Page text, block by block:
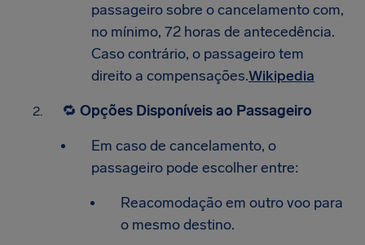
passageiro sobre o cancelamento com,
no mínimo, 72 horas de antecedência.
Caso contrário, o passageiro tem
direito a compensações.​Wikipedia
🔁 Opções Disponíveis ao Passageiro
Em caso de cancelamento, o
passageiro pode escolher entre:
Reacomodação em outro voo para
o mesmo destino.